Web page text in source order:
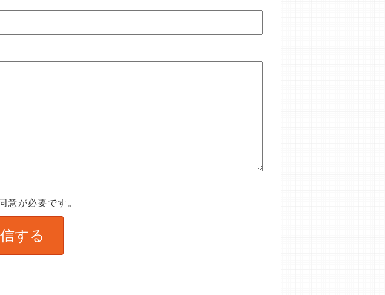
意が必要です。